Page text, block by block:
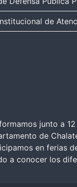
de
junto a
de
en ferias
a conocer los